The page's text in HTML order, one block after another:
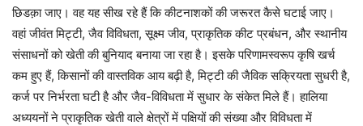
छिडक़ा जाए। वह यह सीख रहे हैं कि कीटनाशकों की जरूरत कैसे घटाई जाए।
वहां जीवंत मिट्टी, जैव विविधता, सूक्ष्म जीव, प्राकृतिक कीट प्रबंधन, और स्थानीय
संसाधनों को खेती की बुनियाद बनाया जा रहा है। इसके परिणामस्वरूप कृषि खर्च
कम हुए हैं, किसानों की वास्तविक आय बढ़ी है, मिट्टी की जैविक सक्रियता सुधरी है,
कर्ज पर निर्भरता घटी है और जैव-विविधता में सुधार के संकेत मिले हैं। हालिया
अध्ययनों ने प्राकृतिक खेती वाले क्षेत्रों में पक्षियों की संख्या और विविधता में